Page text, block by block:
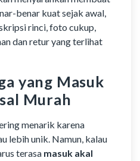
benar kuat sejak awal,
rinci, foto cukup,
dan retur yang terlihat
yang Masuk
Murah
menarik karena
lebih unik. Namun, kalau
terasa masuk akal